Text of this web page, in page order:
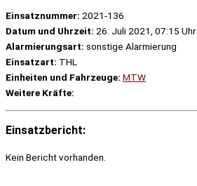
Einsatznummer: 2021-136
Datum und Uhrzeit: 26. Juli 2021, 07:15 Uhr
Alarmierungsart: sonstige Alarmierung
Einsatzart: THL
Einheiten und Fahrzeuge: MTW
Weitere Kräfte:
Einsatzbericht:
Kein Bericht vorhanden.